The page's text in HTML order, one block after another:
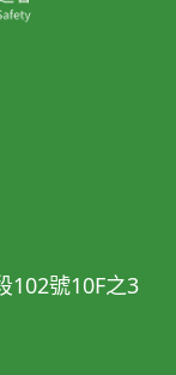
102號10F之3